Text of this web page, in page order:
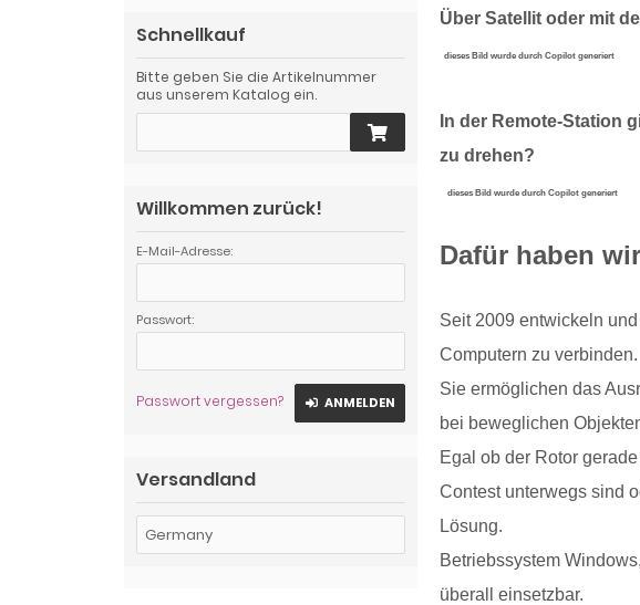
Über Satellit oder mit
dieses Bild wurde durch Copilot generiert
In der Remote-Station
zu drehen?
dieses Bild wurde durch Copilot generiert
Dafür haben
Seit 2009 entwickeln
Computern zu verbinden.
Sie ermöglichen das
bei beweglichen
Egal ob der Rotor
Contest unterwegs sind
Lösung.
Betriebssystem
überall einsetzbar.
Schnellkauf
Bitte geben Sie die Artikelnummer
aus unserem Katalog ein.
Willkommen zurück!
E-Mail-Adresse:
Passwort:
Passwort vergessen? ANMELDEN
Versandland